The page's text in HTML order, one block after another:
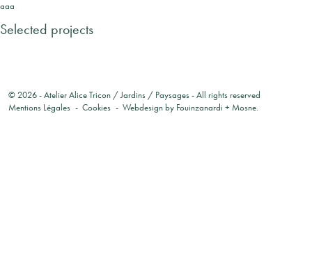
aaa
Selected projects
© 2026 -Atelier Alice Tricon / Jardins / Paysages- All rights reserved
Mentions Légales
Cookies Webdesign by Fouinzanardi + Mosne.